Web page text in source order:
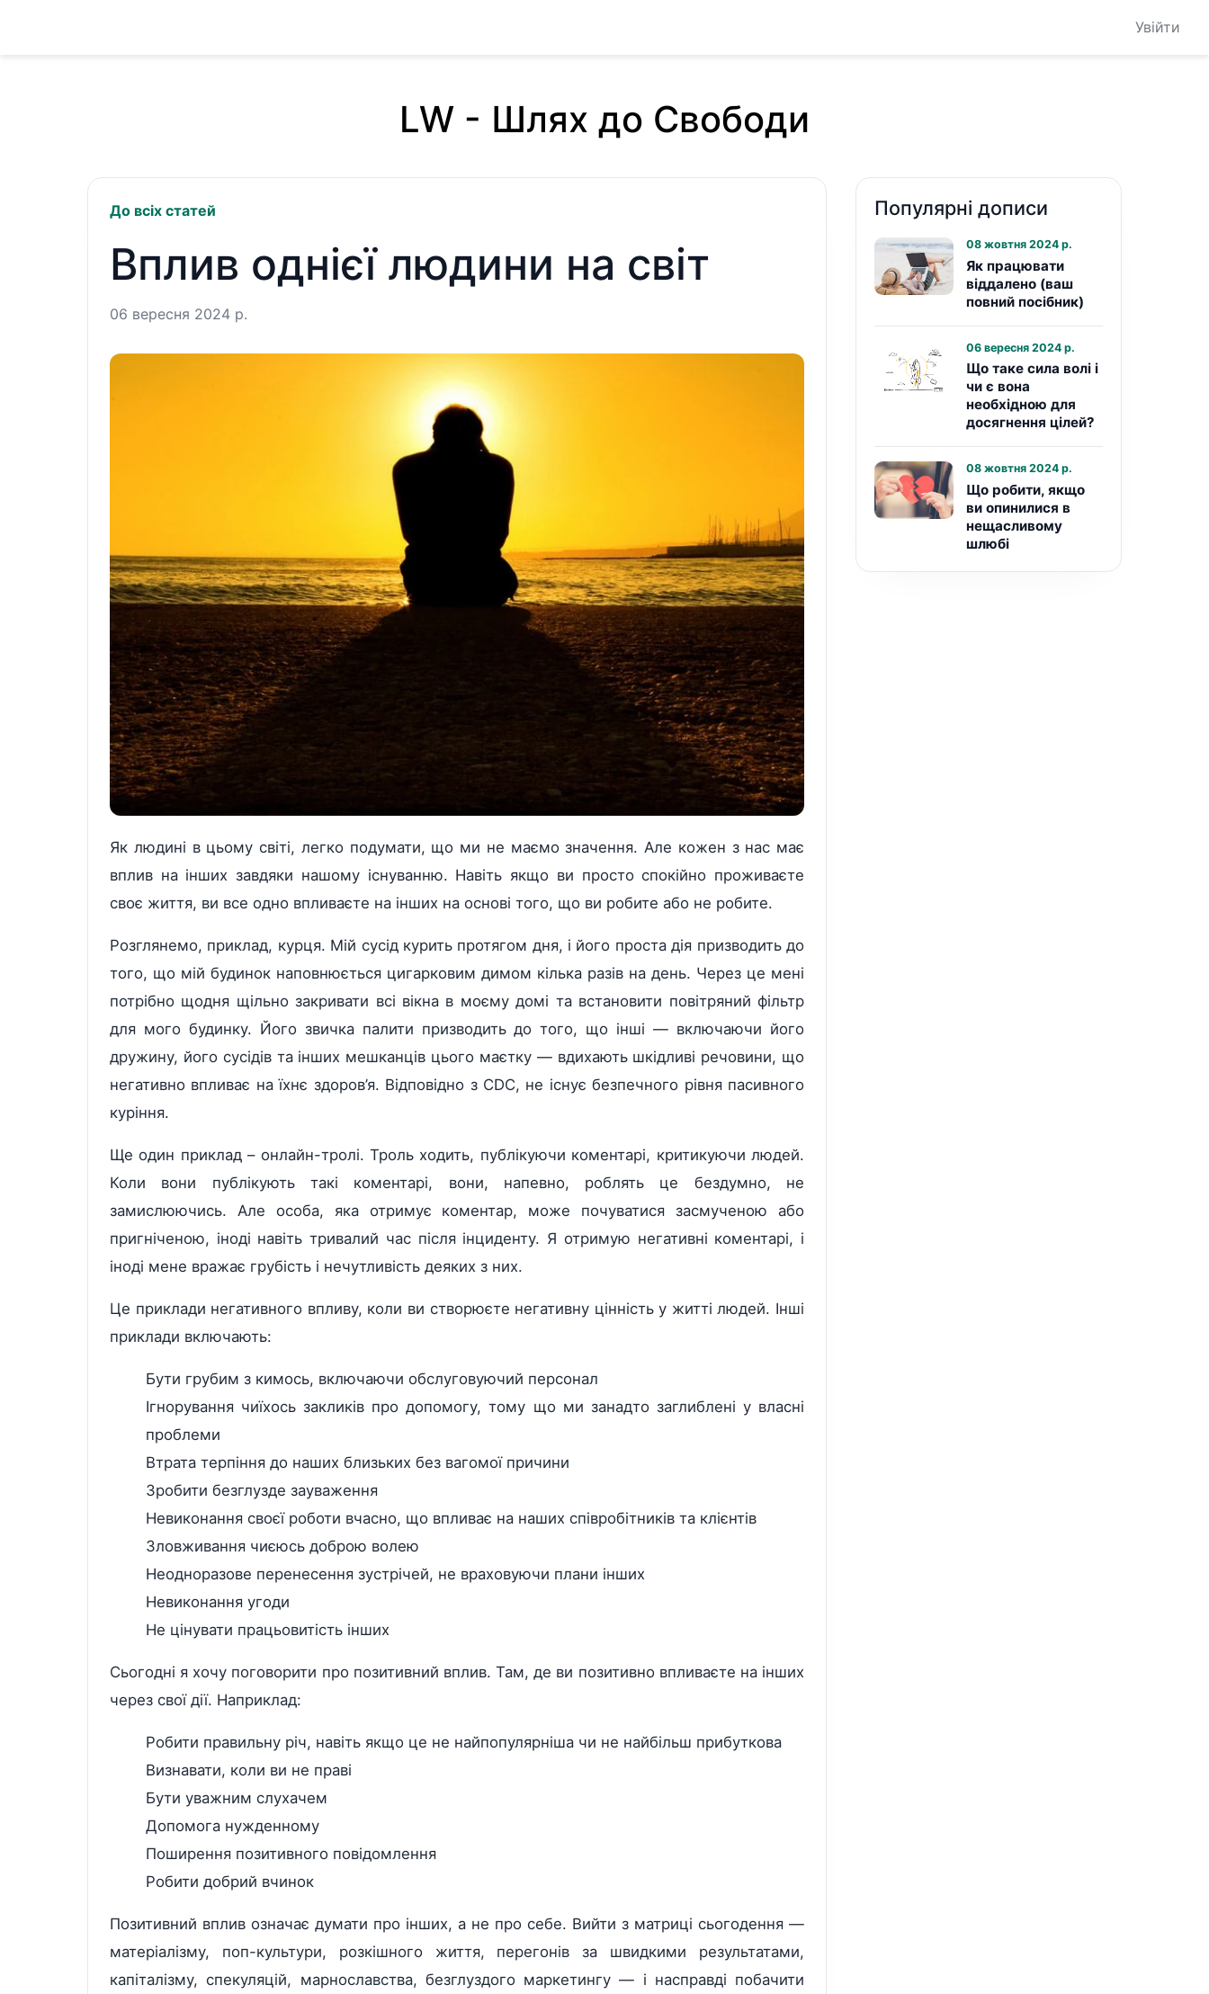
Увійти
LW - Шлях до Свободи
До всіх статей
Вплив однієї людини на світ
06 вересня 2024 р.
Як людині в цьому світі, легко подумати, що ми не маємо значення. Але кожен з нас має
вплив на інших завдяки нашому існуванню. Навіть якщо ви просто спокійно проживаєте
своє життя, ви все одно впливаєте на інших на основі того, що ви робите або не робите.
Розглянемо, приклад, курця. Мій сусід курить протягом дня, і його проста дія призводить до
того, що мій будинок наповнюється цигарковим димом кілька разів на день. Через це мені
потрібно щодня щільно закривати всі вікна в моєму домі та встановити повітряний фільтр
для мого будинку. Його звичка палити призводить до того, що інші — включаючи його
дружину, його сусідів та інших мешканців цього маєтку — вдихають шкідливі речовини, що
негативно впливає на їхнє здоров’я. Відповідно з CDC, не існує безпечного рівня пасивного
куріння.
Ще один приклад – онлайн-тролі. Троль ходить, публікуючи коментарі, критикуючи людей.
Коли вони публікують такі коментарі, вони, напевно, роблять це бездумно, не
замислюючись. Але особа, яка отримує коментар, може почуватися засмученою або
пригніченою, іноді навіть тривалий час після інциденту. Я отримую негативні коментарі, і
іноді мене вражає грубість і нечутливість деяких з них.
Це приклади негативного впливу, коли ви створюєте негативну цінність у житті людей. Інші
приклади включають:
Бути грубим з кимось, включаючи обслуговуючий персонал
Ігнорування чиїхось закликів про допомогу, тому що ми занадто заглиблені у власні
проблеми
Втрата терпіння до наших близьких без вагомої причини
Зробити безглузде зауваження
Невиконання своєї роботи вчасно, що впливає на наших співробітників та клієнтів
Зловживання чиєюсь доброю волею
Неодноразове перенесення зустрічей, не враховуючи плани інших
Невиконання угоди
Не цінувати працьовитість інших
Сьогодні я хочу поговорити про позитивний вплив. Там, де ви позитивно впливаєте на інших
через свої дії. Наприклад:
Робити правильну річ, навіть якщо це не найпопулярніша чи не найбільш прибуткова
Визнавати, коли ви не праві
Бути уважним слухачем
Допомога нужденному
Поширення позитивного повідомлення
Робити добрий вчинок
Позитивний вплив означає думати про інших, а не про себе. Вийти з матриці сьогодення —
матеріалізму, поп-культури, розкішного життя, перегонів за швидкими результатами,
капіталізму, спекуляцій, марнославства, безглуздого маркетингу — і насправді побачити
Популярні дописи
08 жовтня 2024 р.
Як працювати
віддалено (ваш
повний посібник)
06 вересня 2024 р.
Що таке сила волі і
чи є вона
необхідною для
досягнення цілей?
08 жовтня 2024 р.
Що робити, якщо
ви опинилися в
нещасливому
шлюбі